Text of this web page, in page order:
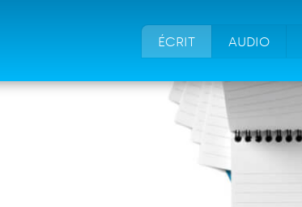
ÉCRIT AUDIO